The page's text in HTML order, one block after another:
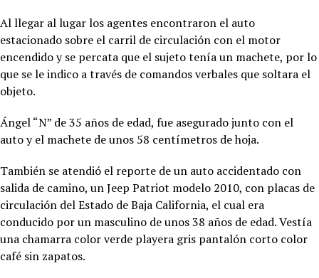
Al llegar al lugar los agentes encontraron el auto
estacionado sobre el carril de circulación con el motor
encendido y se percata que el sujeto tenía un machete, por lo
que se le indico a través de comandos verbales que soltara el
objeto.
Ángel “N” de 35 años de edad, fue asegurado junto con el
auto y el machete de unos 58 centímetros de hoja.
También se atendió el reporte de un auto accidentado con
salida de camino, un Jeep Patriot modelo 2010, con placas de
circulación del Estado de Baja California, el cual era
conducido por un masculino de unos 38 años de edad. Vestía
una chamarra color verde playera gris pantalón corto color
café sin zapatos.